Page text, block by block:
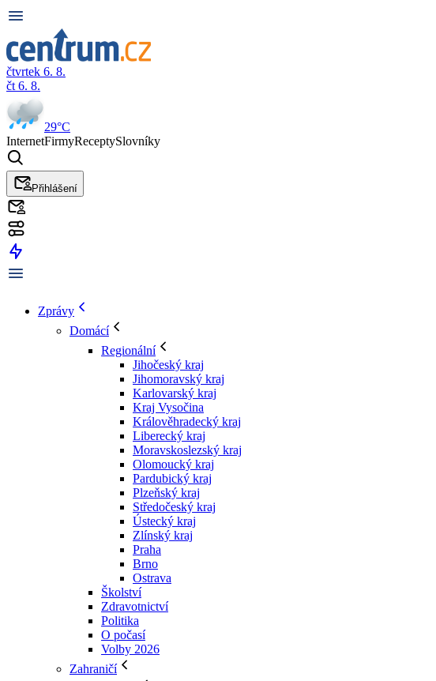
čtvrtek 6. 8.
čt 6. 8.
29°C
InternetFirmyReceptySlovníky
Přihlášení
Zprávy
Domácí
Regionální
Jihočeský kraj
Jihomoravský kraj
Karlovarský kraj
Kraj Vysočina
Králověhradecký kraj
Liberecký kraj
Moravskoslezský kraj
Olomoucký kraj
Pardubický kraj
Plzeňský kraj
Středočeský kraj
Ústecký kraj
Zlínský kraj
Praha
Brno
Ostrava
Školství
Zdravotnictví
Politika
O počasí
Volby 2026
Zahraničí